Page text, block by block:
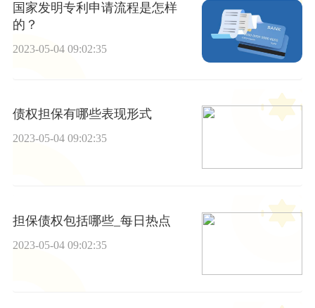
国家发明专利申请流程是怎样
的？
2023-05-04 09:02:35
债权担保有哪些表现形式
2023-05-04 09:02:35
担保债权包括哪些_每日热点
2023-05-04 09:02:35